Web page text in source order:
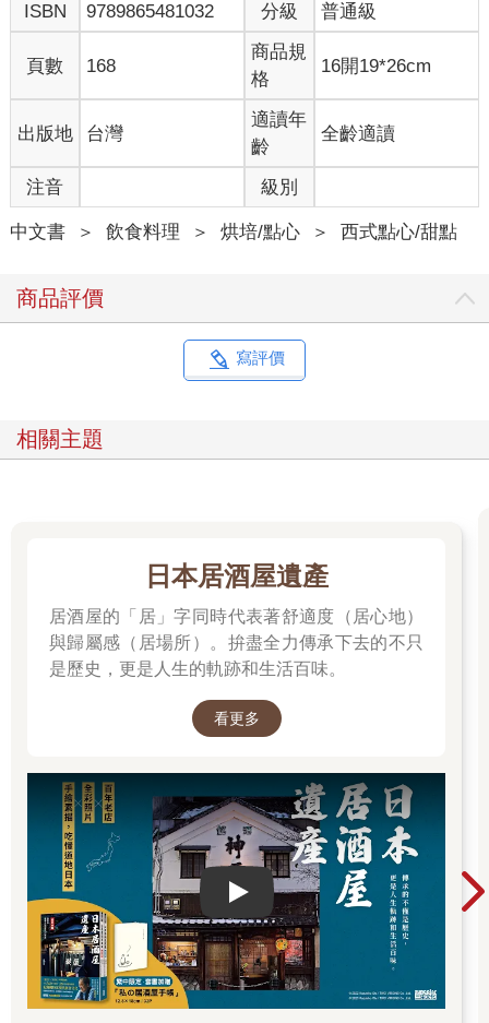
ISBN
9789865481032 分級 普通級
頁數 168
商品規
格
16開19*26cm
出版地 台灣
適讀年
齡
全齡適讀
注音 級別
中文書 ＞ 飲食料理 ＞ 烘培/點心 ＞ 西式點心/甜點
商品評價
寫評價
相關主題
日本居酒屋遺產
居酒屋的「居」字同時代表著舒適度（居心地）
與歸屬感（居場所）。拚盡全力傳承下去的不只
是歷史，更是人生的軌跡和生活百味。
看更多
Play video